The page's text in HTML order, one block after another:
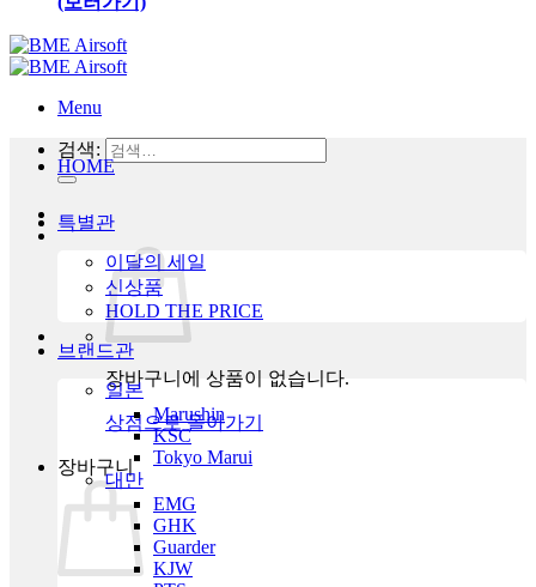
Menu
검색:
장바구니에 상품이 없습니다.
상점으로 돌아가기
장바구니
HOME
특별관
이달의 세일
신상품
HOLD THE PRICE
브랜드관
일본
Marushin
KSC
Tokyo Marui
대만
EMG
GHK
Guarder
KJW